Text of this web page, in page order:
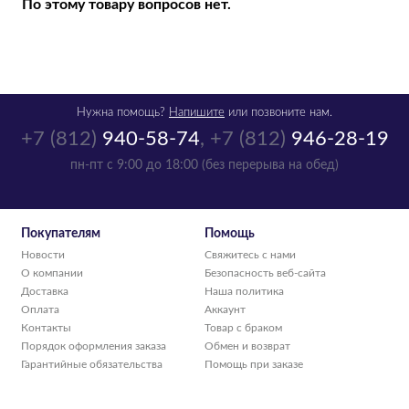
3 438 р.
нет в наличии
C4962A печ.головка
пурпурная, № 83
По этому товару вопросов нет.
+7 (812) 940-58-74, +7 (812) 946-28-19
пн-пт с 9:00 до 18:00 (без перерыва на обед)
Нужна помощь? Напишите или позвоните нам.
Покупателям
Новости
О компании
Доставка
Оплата
Контакты
Порядок оформления заказа
Гарантийные обязательства
Помощь
Свяжитесь с нами
Безопасность веб-сайта
Наша политика
Аккаунт
Товар с браком
Обмен и возврат
Помощь при заказе